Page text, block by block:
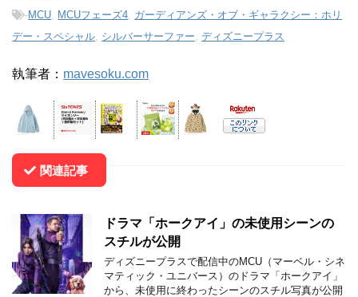
-MCU MCUフェーズ4 ガーディアンズ・オブ・ギャラクシー：ホリ
デー・スペシャル シルバーサーファー ディズニープラス
執筆者： mavesoku.com
関連記事
ドラマ「ホークアイ」の未使用シーンの
スチルが公開
ディズニープラスで配信中のMCU（マーベル・シネ
マティック・ユニバース）のドラマ「ホークアイ」
から、未使用に終わったシーンのスチル写真が公開